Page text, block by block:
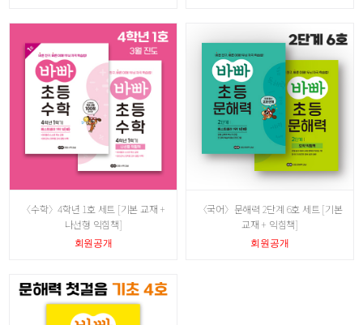
〈수학〉4학년 1호 세트 [기본 교재 +
나선형 익힘책]
회원공개
〈국어〉문해력 2단계 6호 세트 [기본
교재 + 익힘책]
회원공개